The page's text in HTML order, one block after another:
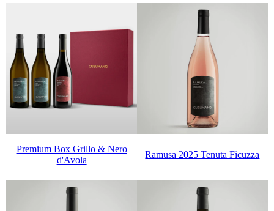
Premium Box Grillo & Nero
d'Avola
Ramusa 2025 Tenuta Ficuzza